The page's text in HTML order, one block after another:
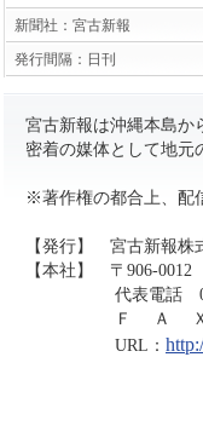
新聞社： 宮古新報
発行間隔： 日刊
宮古新報は沖縄本島か
密着の媒体として地元
※著作権の都合上、配
【発行】 宮古新報株
【本社】 〒906-
代表電話
Ｆ Ａ Ｘ
URL：